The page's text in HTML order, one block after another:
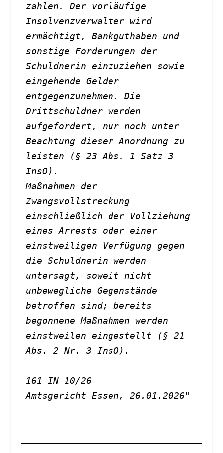
zahlen. Der vorläufige
Insolvenzverwalter wird
ermächtigt, Bankguthaben und
sonstige Forderungen der
Schuldnerin einzuziehen sowie
eingehende Gelder
entgegenzunehmen. Die
Drittschuldner werden
aufgefordert, nur noch unter
Beachtung dieser Anordnung zu
leisten (§ 23 Abs. 1 Satz 3
InsO).
Maßnahmen der
Zwangsvollstreckung
einschließlich der Vollziehung
eines Arrests oder einer
einstweiligen Verfügung gegen
die Schuldnerin werden
untersagt, soweit nicht
unbewegliche Gegenstände
betroffen sind; bereits
begonnene Maßnahmen werden
einstweilen eingestellt (§ 21
Abs. 2 Nr. 3 InsO).
161 IN 10/26
Amtsgericht Essen, 26.01.2026"